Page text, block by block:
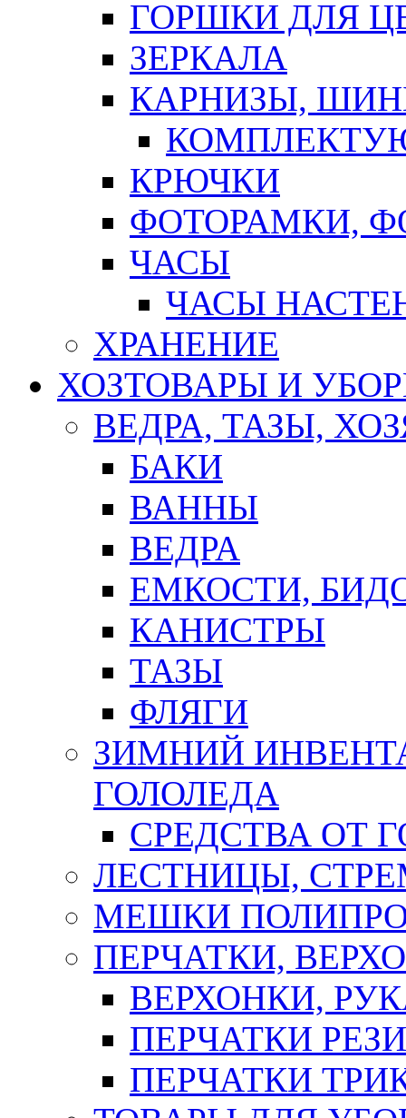
ГОРШКИ ДЛЯ
ЗЕРКАЛА
КАРНИЗЫ,
КРЮЧКИ
ФОТОРАМКИ,
ЧАСЫ
ЧАСЫ
ХРАНЕНИЕ
ХОЗТОВАРЫ И
ВЕДРА, ТАЗЫ,
БАКИ
ВАННЫ
ВЕДРА
ЕМКОСТИ,
КАНИСТРЫ
ТАЗЫ
ФЛЯГИ
ЗИМНИЙ
ГОЛОЛЕДА
СРЕДСТВА ОТ
ЛЕСТНИЦЫ,
МЕШКИ
ПЕРЧАТКИ,
ВЕРХОНКИ,
ПЕРЧАТКИ
ПЕРЧАТКИ